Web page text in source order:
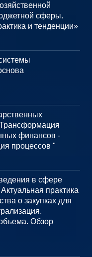
сферы.
и тенденции»
финансов -
процессов "
в сфере
практика
о закупках для
Обзор